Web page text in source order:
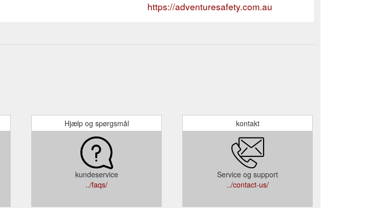
https://adventuresafety.com.au
Hjælp og spørgsmål
kundeservice
../faqs/
kontakt
Service og support
../contact-us/